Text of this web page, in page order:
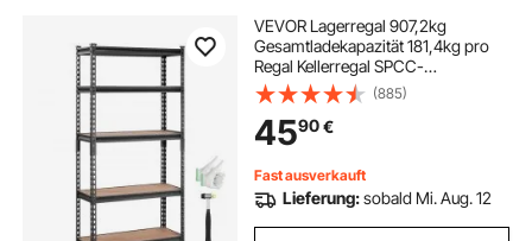
VEVOR Lagerregal 907,2kg
Gesamtladekapazität 181,4kg pro
Regal Kellerregal SPCC-
Kohlenstoffstahl + MDF-Platten
Steckregal 75x30x152cm
Werkstattregal Schwerlastregal
Kellerregal Regal Verstellbar
(885)
4590€
Fast ausverkauft
Lieferung:sobald Mi. Aug. 12